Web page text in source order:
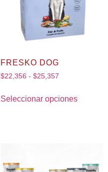
FRESKO DOG
$22,356 - $25,357
Seleccionar opciones